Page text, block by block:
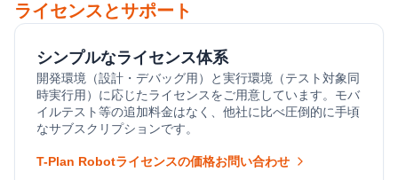
ライセンスとサポート
シンプルなライセンス体系
開発環境（設計・デバッグ用）と実行環境（テスト対象同
時実行用）に応じたライセンスをご用意しています。モバ
イルテスト等の追加料金はなく、他社に比べ圧倒的に手頃
なサブスクリプションです。
T-Plan Robotライセンスの価格お問い合わせ